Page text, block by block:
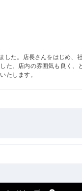
た。店長さんをはじめ、
た。店内の雰囲気も良く、
たします。